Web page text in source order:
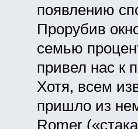
появлению
Прорубив
семью
привел нас к
Хотя, всем
пришло из
Romer